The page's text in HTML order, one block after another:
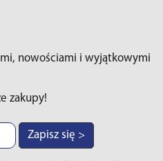
nowościami i wyjątkowymi
zakupy!
Zapisz się >